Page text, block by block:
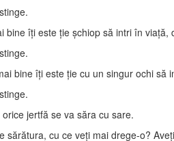
bine îţi este ţie şchiop să intri în
bine îţi este ţie cu un singur ochi
jertfă se va săra cu sare.
sărătura, cu ce veţi mai drege-o?